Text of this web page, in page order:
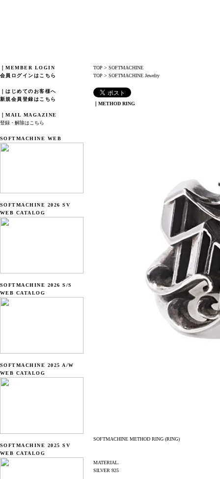
｜MEMBER LOGIN
会員ログインはこちら
｜はじめてのお客様へ
新規会員登録はこちら
｜MAIL MAGAZINE
登録・解除はこちら
SOFTMACHINE WEB
SOFTMACHINE 2026 SV
WEB CATALOG
SOFTMACHINE 2026 S/S
WEB CATALOG
SOFTMACHINE 2025 A/W
WEB CATALOG
SOFTMACHINE 2025 SV
WEB CATALOG
TOP > SOFTMACHINE
TOP > SOFTMACHINE Jewelry
｜METHOD RING
SOFTMACHINE METHOD RING (RING)
MATERIAL.
SILVER 925